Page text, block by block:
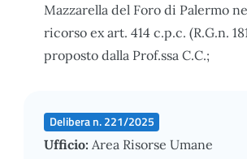
Mazzarella del Foro di Palermo
ricorso ex art. 414 c.p.c. (R.G.n.
proposto dalla Prof.ssa C.C.;
Delibera n. 221/2025
Ufficio: Area Risorse Umane